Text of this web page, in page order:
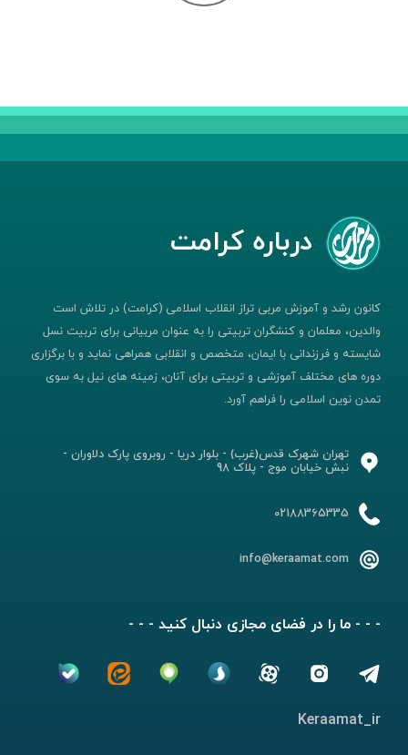
درباره کرامت
کانون رشد و آموزش مربی تراز انقلاب اسلامی (کرامت) در تلاش است
والدین، معلمان و کنشگران تربیتی را به عنوان مربیانی برای تربیت نسل
شایسته و فرزندانی با ایمان، متخصص و انقلابی همراهی نماید و با برگزاری
دوره های مختلف آموزشی و تربیتی برای آنان، زمینه های نیل به سوی
تمدن نوین اسلامی را فراهم آورد.
تهران شهرک قدس(غرب) - بلوار دریا - روبروی پارک دلاوران -
نبش خیابان موج - پلاک 98
02188365335
info@keraamat.com
- - - ما را در فضای مجازی دنبال کنید - - -
Keraamat_ir